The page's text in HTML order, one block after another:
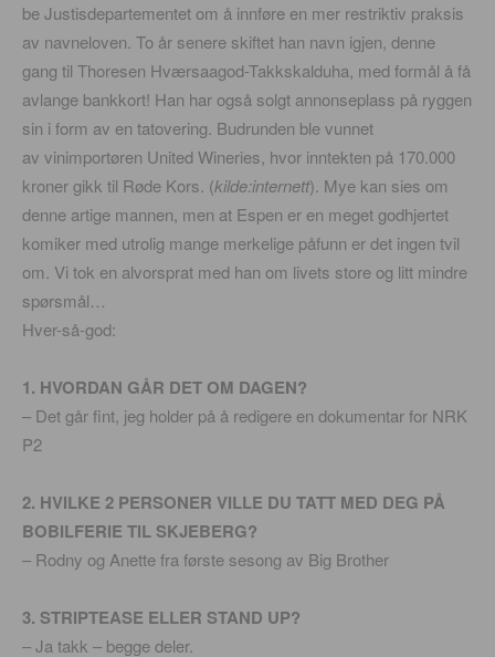
be Justisdepartementet om å innføre en mer restriktiv praksis
av navneloven. To år senere skiftet han navn igjen, denne
gang til Thoresen Hværsaagod-Takkskalduha, med formål å få
avlange bankkort! Han har også solgt annonseplass på ryggen
sin i form av en tatovering. Budrunden ble vunnet
av vinimportøren United Wineries, hvor inntekten på 170.000
kroner gikk til Røde Kors. (kilde:internett). Mye kan sies om
denne artige mannen, men at Espen er en meget godhjertet
komiker med utrolig mange merkelige påfunn er det ingen tvil
om. Vi tok en alvorsprat med han om livets store og litt mindre
spørsmål…
Hver-så-god:
1. HVORDAN GÅR DET OM DAGEN?
– Det går fint, jeg holder på å redigere en dokumentar for NRK
P2
2. HVILKE 2 PERSONER VILLE DU TATT MED DEG PÅ
BOBILFERIE TIL SKJEBERG?
– Rodny og Anette fra første sesong av Big Brother
3. STRIPTEASE ELLER STAND UP?
– Ja takk – begge deler.